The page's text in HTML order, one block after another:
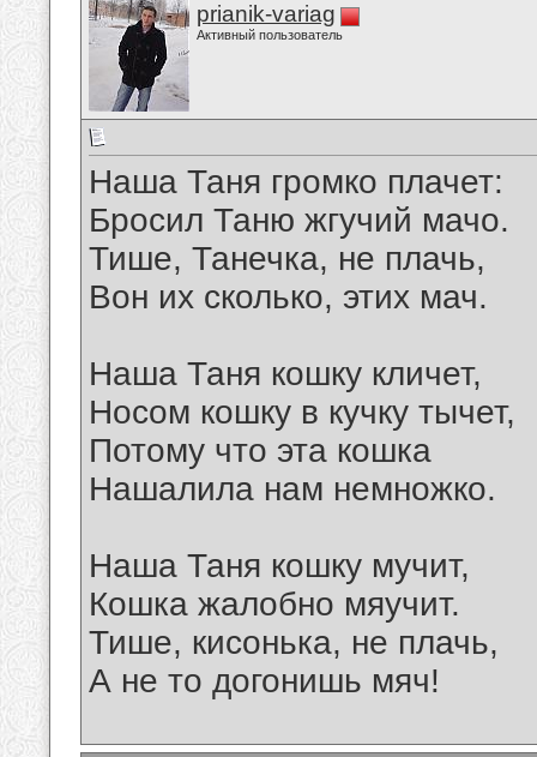
prianik-variag
Активный пользователь
Наша Таня громко плачет:
Бросил Таню жгучий мачо.
Тише, Танечка, не плачь,
Вон их сколько, этих мач.
Наша Таня кошку кличет,
Носом кошку в кучку тычет,
Потому что эта кошка
Нашалила нам немножко.
Наша Таня кошку мучит,
Кошка жалобно мяучит.
Тише, кисонька, не плачь,
А не то догонишь мяч!